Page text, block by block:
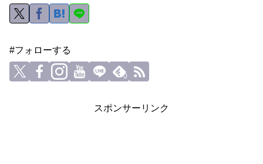
#フォローする
0
スポンサーリンク